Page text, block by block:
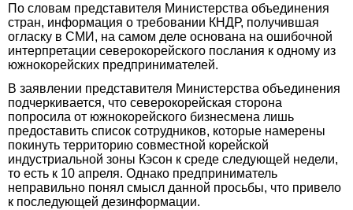
По словам представителя Министерства объединения
стран, информация о требовании КНДР, получившая
огласку в СМИ, на самом деле основана на ошибочной
интерпретации северокорейского послания к одному из
южнокорейских предпринимателей.
В заявлении представителя Министерства объединения
подчеркивается, что северокорейская сторона
попросила от южнокорейского бизнесмена лишь
предоставить список сотрудников, которые намерены
покинуть территорию совместной корейской
индустриальной зоны Кэсон к среде следующей недели,
то есть к 10 апреля. Однако предприниматель
неправильно понял смысл данной просьбы, что привело
к последующей дезинформации.